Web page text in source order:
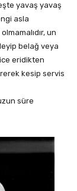
yavaş yavaş
asla
un
belağ veya
eridikten
kesip servis
süre